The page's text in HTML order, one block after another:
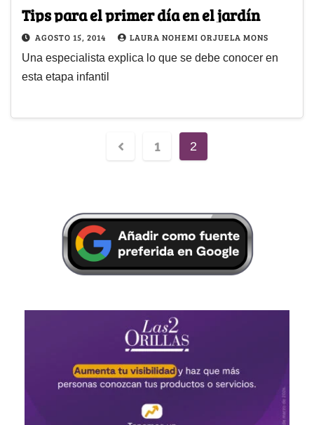
Tips para el primer día en el jardín
AGOSTO 15, 2014 LAURA NOHEMI ORJUELA MONS
Una especialista explica lo que se debe conocer en
esta etapa infantil
1 2